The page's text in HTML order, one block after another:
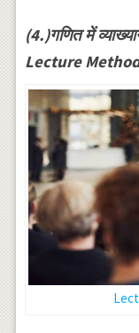
(4.)गणित में
Lecture